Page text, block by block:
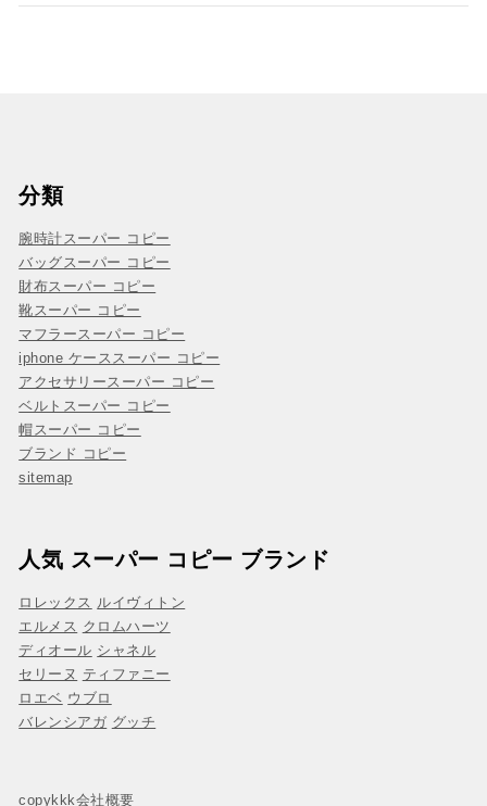
分類
腕時計スーパー コピー
バッグスーパー コピー
財布スーパー コピー
靴スーパー コピー
マフラースーパー コピー
iphone ケーススーパー コピー
アクセサリースーパー コピー
ベルトスーパー コピー
帽スーパー コピー
ブランド コピー
sitemap
人気 スーパー コピー ブランド
ロレックス ルイヴィトン
エルメス クロムハーツ
ディオール シャネル
セリーヌ ティファニー
ロエベ ウブロ
バレンシアガ グッチ
copykkk会社概要